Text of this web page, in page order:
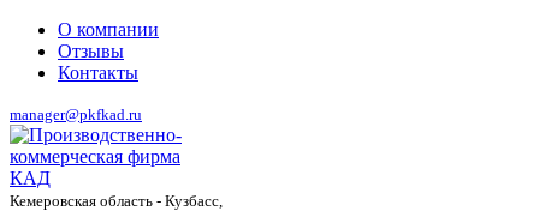
О компании
Отзывы
Контакты
manager@pkfkad.ru
Кемеровская область - Кузбасс,